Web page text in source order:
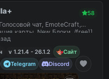
58
чат, EmoteCraft,
карты, New Блоки, /free]]
v 1.21.4 - 26.1.2
Сайт
Telegram Discord